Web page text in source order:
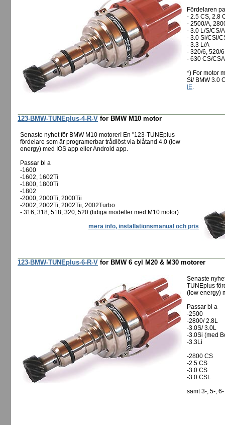
Fördelaren
- 2.5 CS, 2.8
- 2500/A,
- 3.0 L/S/CS/A
- 3.0 Si/CSi/
- 3.3 L/A
- 320/6, 520/6
- 630 CS/CSA
*) For motor
Si/ BMW 3.0
IE.
123-BMW-TUNEplus-4-R-V for BMW M10 motor
Senaste nyhet för BMW M10 motorer! En "123-TUNEplus
fördelare som är programerbar trådlöst via blåtand 4.0 (low
energy) med IOS app eller Android app.
Passar bl a
-1600
-1602, 1602Ti
-1800, 1800Ti
-1802
-2000, 2000Ti, 2000Tii
-2002, 2002Ti, 2002Tii, 2002Turbo
- 316, 318, 518, 320, 520 (tidiga modeller med M10 motor)
mera info, installationsmanual och pris
123-BMW-TUNEplus-6-R-V for BMW 6 cyl M20 & M30 motorer
Senaste
TUNEplus
(low energy)
Passar bl a
-2500
-2800/ 2.8L
-3.0S/ 3.0L
-3.0Si (med
-3.3Li
-2800 CS
-2.5 CS
-3.0 CS
-3.0 CSL
samt 3-, 5-,